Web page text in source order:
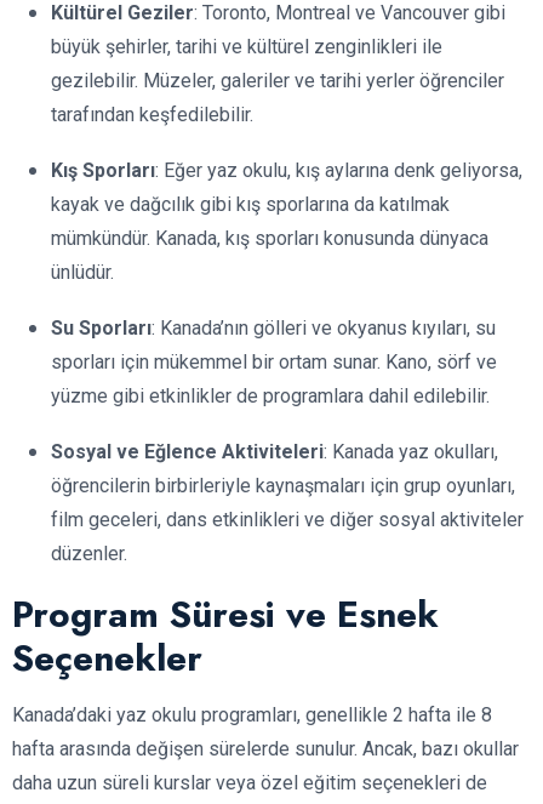
Kültürel Geziler: Toronto, Montreal ve Vancouver gibi
büyük şehirler, tarihi ve kültürel zenginlikleri ile
gezilebilir. Müzeler, galeriler ve tarihi yerler öğrenciler
tarafından keşfedilebilir.
Kış Sporları: Eğer yaz okulu, kış aylarına denk geliyorsa,
kayak ve dağcılık gibi kış sporlarına da katılmak
mümkündür. Kanada, kış sporları konusunda dünyaca
ünlüdür.
Su Sporları: Kanada’nın gölleri ve okyanus kıyıları, su
sporları için mükemmel bir ortam sunar. Kano, sörf ve
yüzme gibi etkinlikler de programlara dahil edilebilir.
Sosyal ve Eğlence Aktiviteleri: Kanada yaz okulları,
öğrencilerin birbirleriyle kaynaşmaları için grup oyunları,
film geceleri, dans etkinlikleri ve diğer sosyal aktiviteler
düzenler.
Program Süresi ve Esnek
Seçenekler
Kanada’daki yaz okulu programları, genellikle 2 hafta ile 8
hafta arasında değişen sürelerde sunulur. Ancak, bazı okullar
daha uzun süreli kurslar veya özel eğitim seçenekleri de